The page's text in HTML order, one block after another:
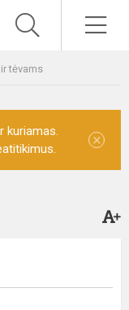
tėvams
kuriamas.
×